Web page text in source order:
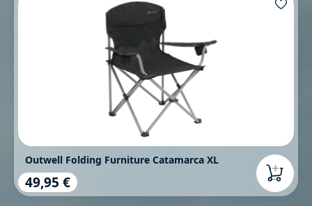
Outwell Folding Furniture Catamarca XL
Regulärer Preis:
49,95 €